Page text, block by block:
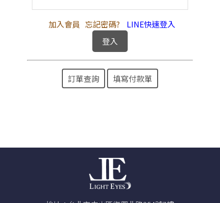
加入會員 忘記密碼? LINE快速登入
訂單查詢 填寫付款單